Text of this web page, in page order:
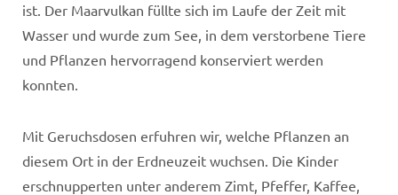
ist. Der Maarvulkan füllte sich im Laufe der Zeit mit
Wasser und wurde zum See, in dem verstorbene Tiere
und Pflanzen hervorragend konserviert werden
konnten.
Mit Geruchsdosen erfuhren wir, welche Pflanzen an
diesem Ort in der Erdneuzeit wuchsen. Die Kinder
erschnupperten unter anderem Zimt, Pfeffer, Kaffee,